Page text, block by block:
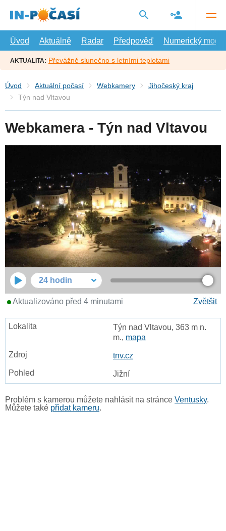
hlavní
Úvod
Aktuálně Radar Předpověď Numerický model
AKTUALITA: Převážně slunečno s letními teplotami
Úvod Aktuální počasí Webkamery
Jihočeský kraj
Týn nad Vltavou
Webkamera - Týn nad Vltavou
24 hodin
Zvětšit
Aktualizováno před 4 minutami
Týn nad Vltavou, 363 m n.
m., mapa
tnv.cz
Jižní
Problém s kamerou můžete nahlásit na stránce Ventusky.
Můžete také přidat kameru.